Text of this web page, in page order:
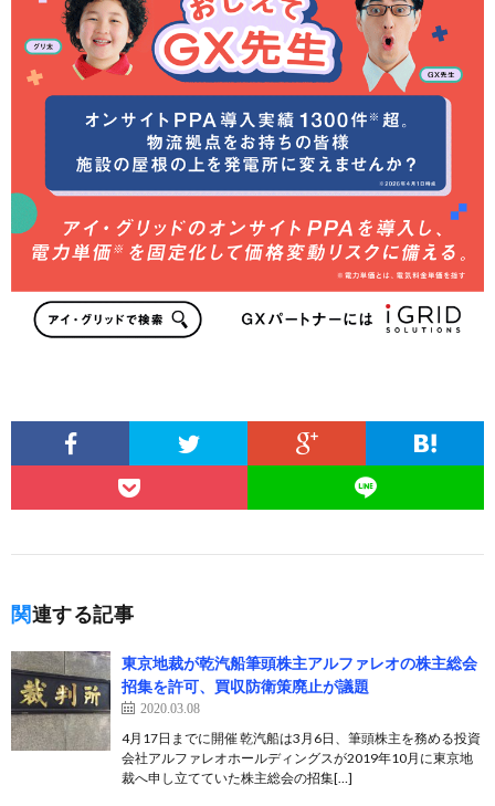
関連する記事
東京地裁が乾汽船筆頭株主アルファレオの株主総会
招集を許可、買収防衛策廃止が議題
2020.03.08
4月17日までに開催 乾汽船は3月6日、筆頭株主を務める投資
会社アルファレオホールディングスが2019年10月に東京地
裁へ申し立てていた株主総会の招集[…]